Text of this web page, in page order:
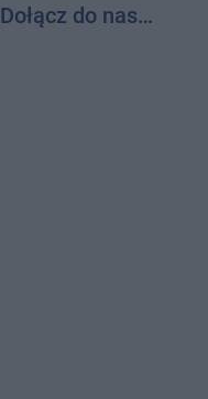
Dołącz do nas…